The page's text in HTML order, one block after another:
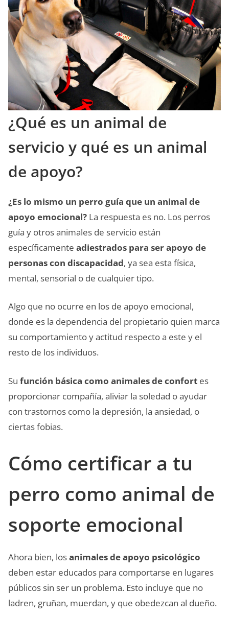
¿Qué es un animal de
servicio y qué es un animal
de apoyo?
¿Es lo mismo un perro guía que un animal de
apoyo emocional? La respuesta es no. Los perros
guía y otros animales de servicio están
específicamente adiestrados para ser apoyo de
personas con discapacidad, ya sea esta física,
mental, sensorial o de cualquier tipo.
Algo que no ocurre en los de apoyo emocional,
donde es la dependencia del propietario quien marca
su comportamiento y actitud respecto a este y el
resto de los individuos.
Su función básica como animales de confort es
proporcionar compañía, aliviar la soledad o ayudar
con trastornos como la depresión, la ansiedad, o
ciertas fobias.
Cómo certificar a tu
perro como animal de
soporte emocional
Ahora bien, losanimales de apoyo psicológico
deben estar educados para comportarse en lugares
públicos sin ser un problema. Esto incluye que no
ladren, gruñan, muerdan, y que obedezcan al dueño.